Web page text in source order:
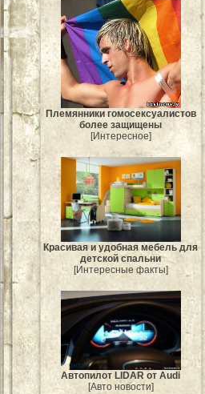
Племянники гомосексуалистов
более защищены
[Интересное]
Красивая и удобная мебель для
детской спальни
[Интересные факты]
Автопилот LIDAR от Audi
[Авто новости]